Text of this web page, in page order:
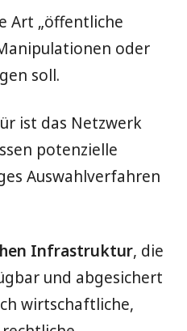
Art „öffentliche
oder
soll.
ist das Netzwerk
potenzielle
Auswahlverfahren
Infrastruktur, die
und abgesichert
wirtschaftliche,